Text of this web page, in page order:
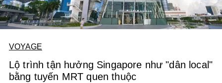
VOYAGE
Lộ trình tận hưởng Singapore như "dân local"
bằng tuyến MRT quen thuộc